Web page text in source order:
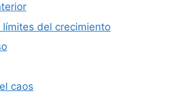
del crecimiento
caos